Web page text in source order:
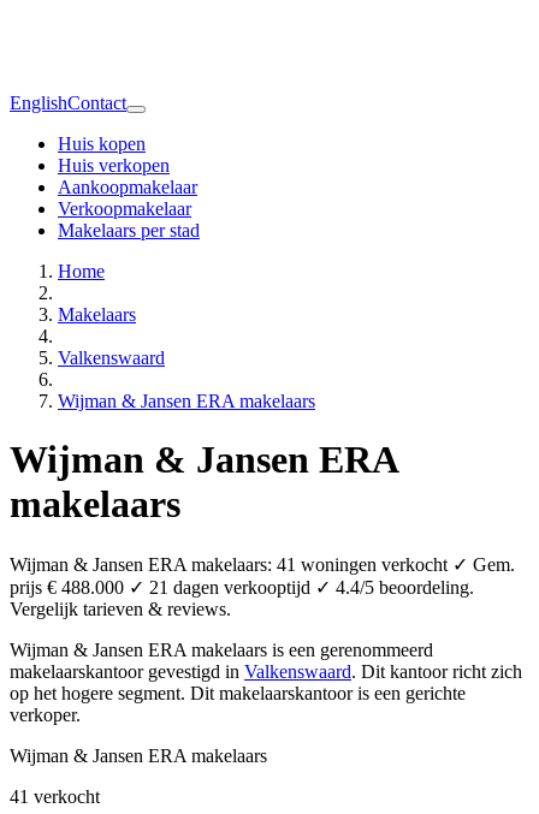
EnglishContact
Huis kopen
Huis verkopen
Aankoopmakelaar
Verkoopmakelaar
Makelaars per stad
Home
Makelaars
Valkenswaard
Wijman & Jansen ERA makelaars
Wijman & Jansen ERA
makelaars
Wijman & Jansen ERA makelaars: 41 woningen verkocht ✓ Gem.
prijs € 488.000 ✓ 21 dagen verkooptijd ✓ 4.4/5 beoordeling.
Vergelijk tarieven & reviews.
Wijman & Jansen ERA makelaars is een gerenommeerd
makelaarskantoor gevestigd in Valkenswaard. Dit kantoor richt zich
op het hogere segment. Dit makelaarskantoor is een gerichte
verkoper.
Wijman & Jansen ERA makelaars
41 verkocht